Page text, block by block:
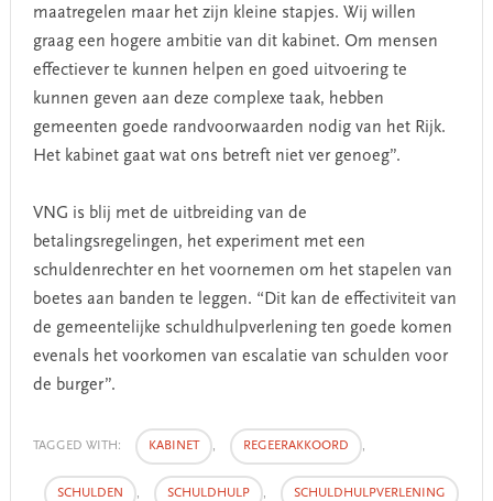
maatregelen maar het zijn kleine stapjes. Wij willen
graag een hogere ambitie van dit kabinet. Om mensen
effectiever te kunnen helpen en goed uitvoering te
kunnen geven aan deze complexe taak, hebben
gemeenten goede randvoorwaarden nodig van het Rijk.
Het kabinet gaat wat ons betreft niet ver genoeg”.
VNG is blij met de uitbreiding van de
betalingsregelingen, het experiment met een
schuldenrechter en het voornemen om het stapelen van
boetes aan banden te leggen. “Dit kan de effectiviteit van
de gemeentelijke schuldhulpverlening ten goede komen
evenals het voorkomen van escalatie van schulden voor
de burger”.
TAGGED WITH: KABINET , REGEERAKKOORD ,
SCHULDEN , SCHULDHULP , SCHULDHULPVERLENING